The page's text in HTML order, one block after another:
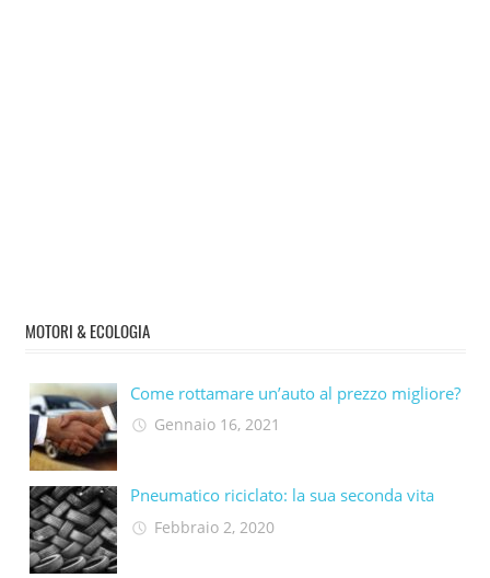
MOTORI & ECOLOGIA
Come rottamare un’auto al prezzo migliore?
Gennaio 16, 2021
Pneumatico riciclato: la sua seconda vita​
Febbraio 2, 2020